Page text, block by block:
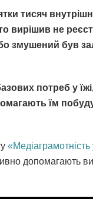
тисяч
вирішив не
змушений був
потреб у
їм
«Медіаграмотність
допомагають